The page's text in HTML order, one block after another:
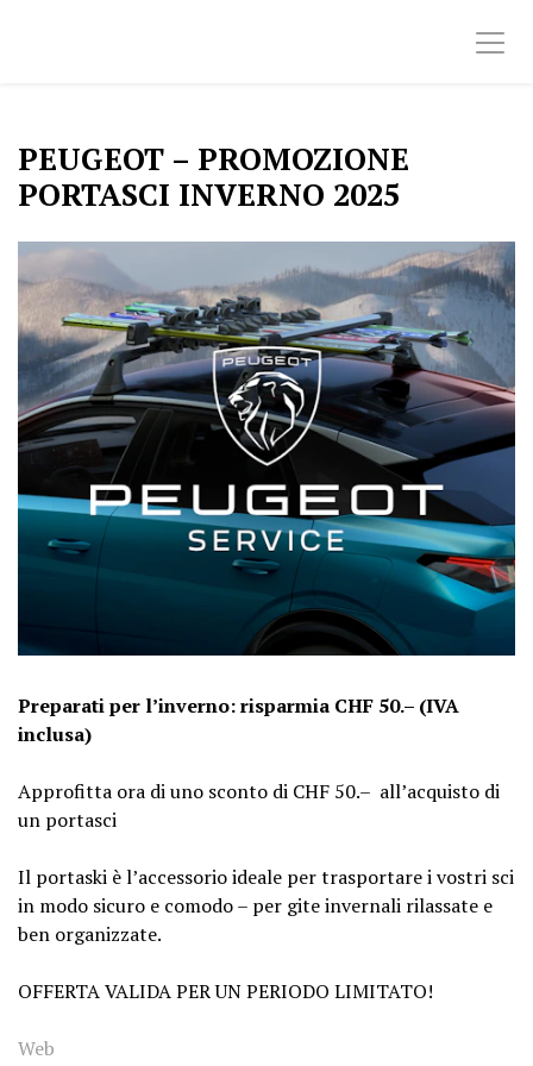
PEUGEOT – PROMOZIONE
PORTASCI INVERNO 2025
Preparati per l’inverno: risparmia CHF 50.– (IVA
inclusa)
Approfitta ora di uno sconto di CHF 50.– all’acquisto di
un portasci
Il portaski è l’accessorio ideale per trasportare i vostri sci
in modo sicuro e comodo – per gite invernali rilassate e
ben organizzate.
OFFERTA VALIDA PER UN PERIODO LIMITATO!
Web